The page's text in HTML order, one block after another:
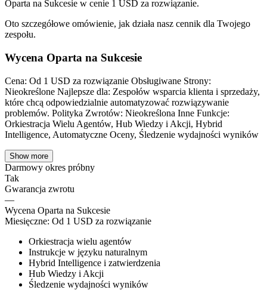
Oparta na Sukcesie w cenie 1 USD za rozwiązanie.
Oto szczegółowe omówienie, jak działa nasz cennik dla Twojego
zespołu.
Wycena Oparta na Sukcesie
Cena: Od 1 USD za rozwiązanie Obsługiwane Strony:
Nieokreślone Najlepsze dla: Zespołów wsparcia klienta i sprzedaży,
które chcą odpowiedzialnie automatyzować rozwiązywanie
problemów. Polityka Zwrotów: Nieokreślona Inne Funkcje:
Orkiestracja Wielu Agentów, Hub Wiedzy i Akcji, Hybrid
Intelligence, Automatyczne Oceny, Śledzenie wydajności wyników
Show more
Darmowy okres próbny
Tak
Gwarancja zwrotu
—
Wycena Oparta na Sukcesie
Miesięczne: Od 1 USD za rozwiązanie
Orkiestracja wielu agentów
Instrukcje w języku naturalnym
Hybrid Intelligence i zatwierdzenia
Hub Wiedzy i Akcji
Śledzenie wydajności wyników